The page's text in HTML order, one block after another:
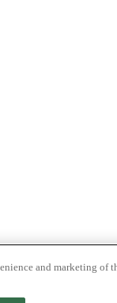
and marketing of